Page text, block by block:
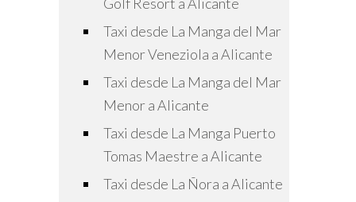
Taxi desde La Manga del Mar
Menor Veneziola a Alicante
Taxi desde La Manga del Mar
Menor a Alicante
Taxi desde La Manga Puerto
Tomas Maestre a Alicante
Taxi desde La Ñora a Alicante